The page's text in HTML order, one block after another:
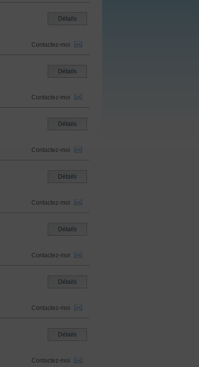
Détails
Contactez-moi
Détails
Contactez-moi
Détails
Contactez-moi
Détails
Contactez-moi
Détails
Contactez-moi
Détails
Contactez-moi
Détails
Contactez-moi